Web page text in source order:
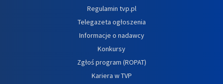
Regulamin tvp.pl
Telegazeta ogłoszenia
Informacje o nadawcy
Konkursy
Zgłoś program (ROPAT)
Kariera w TVP